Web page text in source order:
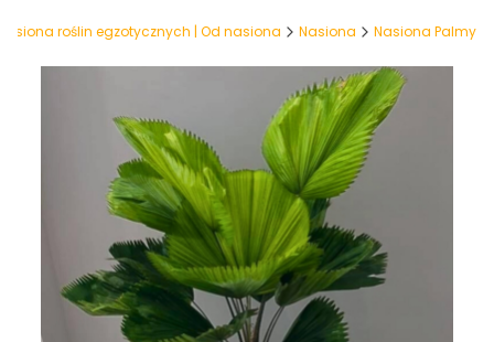
roślin egzotycznych | Od nasiona Nasiona Nasiona Palmy